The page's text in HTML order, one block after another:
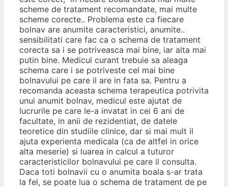
scheme de tratament recomandate, mai multe
scheme corecte.. Problema este ca fiecare
bolnav are anumite caracteristici, anumite..
sensibilitati care fac ca o schema de tratament
corecta sa i se potriveasca mai bine, iar alta mai
putin bine. Medicul curant trebuie sa aleaga
schema care i se potriveste cel mai bine
bolnavului pe care il are in fata sa. Pentru a
recomanda aceasta schema terapeutica potrivita
unui anumit bolnav, medicul este ajutat de
lucrurile pe care le-a invatat in cei 6 ani de
facultate, in anii de rezidentiat, de datele
teoretice din studiile clinice, dar si mai mult il
ajuta experienta medicala (ca de altfel in orice
alta meserie) si luarea in calcul a tuturor
caracteristicilor bolnavului pe care il consulta.
Daca toti bolnavii cu o anumita boala s-ar trata
la fel, se poate lua o schema de tratament de pe